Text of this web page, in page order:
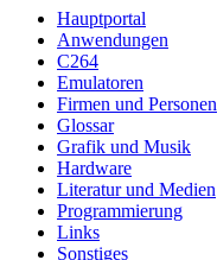
Hauptportal
Anwendungen
C264
Emulatoren
Firmen und Personen
Glossar
Grafik und Musik
Hardware
Literatur und Medien
Programmierung
Links
Sonstiges